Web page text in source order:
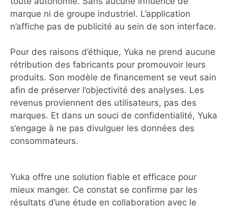
marque ni de groupe industriel. L’application
n’affiche pas de publicité au sein de son interface.
Pour des raisons d’éthique, Yuka ne prend aucune
rétribution des fabricants pour promouvoir leurs
produits. Son modèle de financement se veut sain
afin de préserver l’objectivité des analyses. Les
revenus proviennent des utilisateurs, pas des
marques. Et dans un souci de confidentialité, Yuka
s’engage à ne pas divulguer les données des
consommateurs.
Yuka offre une solution fiable et efficace pour
mieux manger. Ce constat se confirme par les
résultats d’une étude en collaboration avec le